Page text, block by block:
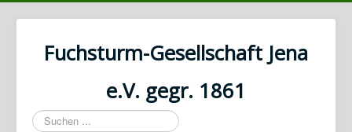
Fuchsturm-Gesellschaft Jena
e.V. gegr. 1861
Suchen